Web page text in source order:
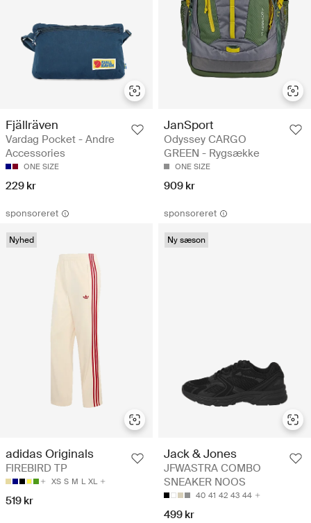
Fjällräven
Vardag Pocket - Andre
Accessories
ONE SIZE
229 kr
JanSport
Odyssey CARGO
GREEN - Rygsække
ONE SIZE
909 kr
sponsoreret
Nyhed
adidas Originals
FIREBIRD TP
XS S M L XL
519 kr
sponsoreret
Ny sæson
Jack & Jones
JFWASTRA COMBO
SNEAKER NOOS
40 41 42 43 44
499 kr